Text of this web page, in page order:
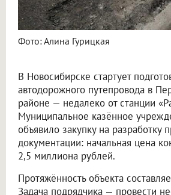
Фото: Алина Гурицкая
В Новосибирске стартует
автодорожного путепровода в
районе — недалеко от станции
Муниципальное казённое
объявило закупку на разработку
документации: начальная цена
2,5 миллиона рублей.
Протяжённость объекта
Задача подрядчика — провести